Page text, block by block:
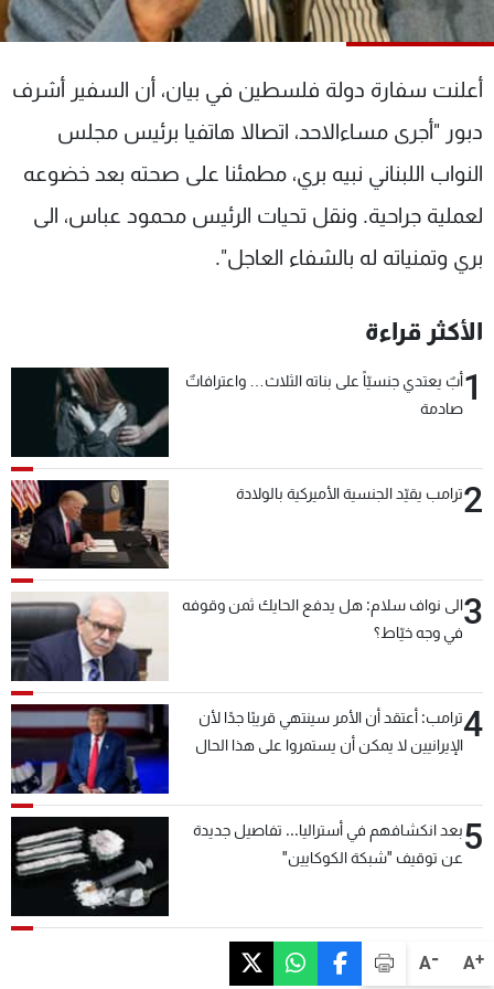
A+
A-
أعلنت سفارة دولة فلسطين في بيان، أن السفير أشرف
دبور "أجرى مساءالاحد، اتصالا هاتفيا برئيس مجلس
النواب اللبناني نبيه بري، مطمئنا على صحته بعد خضوعه
لعملية جراحية. ونقل تحيات الرئيس محمود عباس، الى
بري وتمنياته له بالشفاء العاجل".
الأكثر قراءة
1أبٌ يعتدي جنسيّاً على بناته الثلاث… واعترافاتٌ
صادمة
2ترامب يقيّد الجنسية الأميركية بالولادة
3الى نواف سلام: هل يدفع الحايك ثمن وقوفه
في وجه خيّاط؟
4ترامب: أعتقد أن الأمر سينتهي قريبًا جدًا لأن
الإيرانيين لا يمكن أن يستمروا على هذا الحال
5بعد انكشافهم في أستراليا... تفاصيل جديدة
عن توقيف "شبكة الكوكايين"
شاهد البرامج
عن MTV
الإنـتـاج
لاعلاناتكم
وظائف
شروط الإسـتخدام